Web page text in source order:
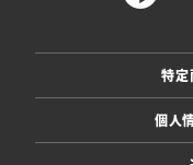
特定
個人